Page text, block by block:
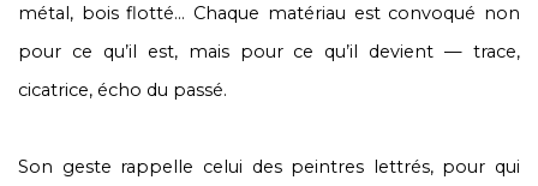
métal, bois flotté… Chaque matériau est convoqué non
pour ce qu’il est, mais pour ce qu’il devient — trace,
cicatrice, écho du passé.
Son geste rappelle celui des peintres lettrés, pour qui